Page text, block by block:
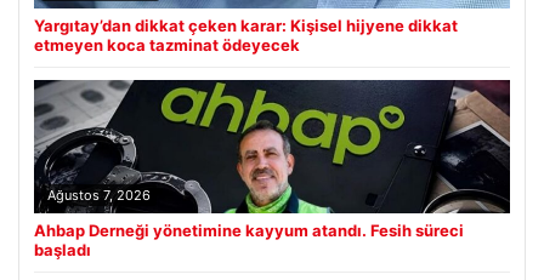
Yargıtay’dan dikkat çeken karar: Kişisel hijyene dikkat
etmeyen koca tazminat ödeyecek
Ağustos 7, 2026
Ahbap Derneği yönetimine kayyum atandı. Fesih süreci
başladı